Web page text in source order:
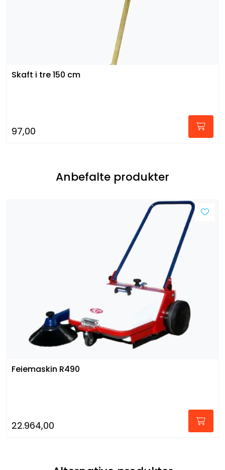
Skaft i tre 150 cm
97,00
Anbefalte produkter
Feiemaskin R490
22.964,00